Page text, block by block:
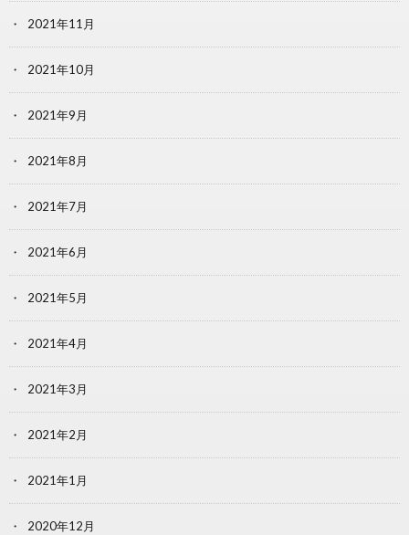
2021年11月
2021年10月
2021年9月
2021年8月
2021年7月
2021年6月
2021年5月
2021年4月
2021年3月
2021年2月
2021年1月
2020年12月